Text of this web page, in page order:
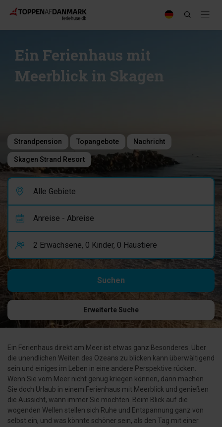
Ein Ferienhaus mit
Meerblick in Skagen
Strandpension Topangebote Nachricht
Skagen Strand Resort
Erweiterte Suche
Ein Ferienhaus direkt am Meer ist etwas ganz Besonderes. Über
die unendlichen Weiten des Ozeans zu blicken kann überwältigend
sein und einiges im Leben in eine andere Perspektive rücken.
Wenn Sie vom Meer nicht genug kriegen können, dann machen
Sie doch Urlaub in einem Ferienhaus mit Meerblick und genießen
die Aussicht, wann immer Sie möchten. Beim Blick auf die
wogenden Wellen stellen sich Ruhe und Entspannung ganz von
selbst ein, und was könnte schöner sein, als den Tag mit einer